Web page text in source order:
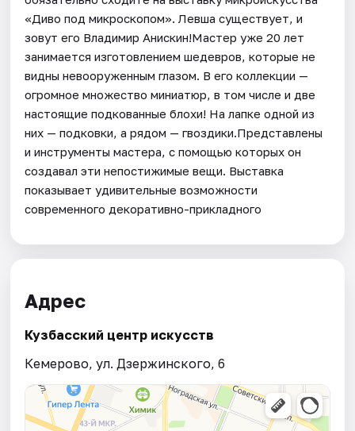
«Диво под микроскопом». Левша существует, и
зовут его Владимир Анискин!Мастер уже 20 лет
занимается изготовлением шедевров, которые не
видны невооруженным глазом. В его коллекции —
огромное множество миниатюр, в том числе и две
настоящие подкованные блохи! На лапке одной из
них — подковки, а рядом — гвоздики.Представлены
и инструменты мастера, с помощью которых он
создавал эти непостижимые вещи. Выставка
показывает удивительные возможности
современного декоративно-прикладного
Адрес
Кузбасский центр искусств
Кемерово, ул. Дзержинского, 6